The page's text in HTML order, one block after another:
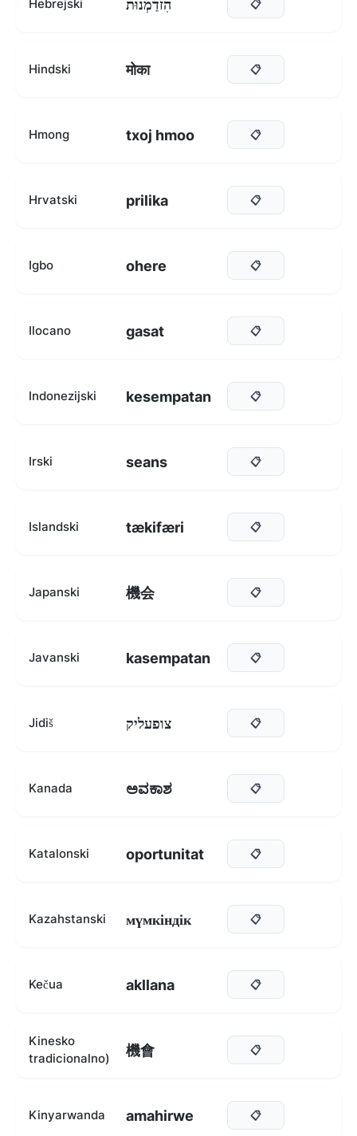
Hebrejski הִזדַמְנוּת 📋
Hindski मोका 📋
Hmong txoj hmoo 📋
Hrvatski prilika 📋
Igbo ohere 📋
Ilocano gasat 📋
Indonezijski kesempatan 📋
Irski seans 📋
Islandski tækifæri 📋
Japanski 機会 📋
Javanski kasempatan 📋
Jidiš צופעליק 📋
Kanada ಅವಕಾಶ 📋
Katalonski oportunitat 📋
Kazahstanski мүмкіндік 📋
Kečua akllana 📋
Kinesko
tradicionalno)
機會 📋
Kinyarwanda amahirwe 📋